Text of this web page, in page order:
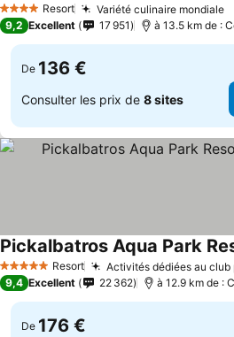
4 Étoiles Resort Variété culinaire mondiale
9,2 Excellent 17 951 à 13.5 km de :
De 136 €
Consulter les prix de 8 sites
5 Étoiles Resort Activités dédiées au club
9,4 Excellent 22 362 à 12.9 km de :
De 176 €